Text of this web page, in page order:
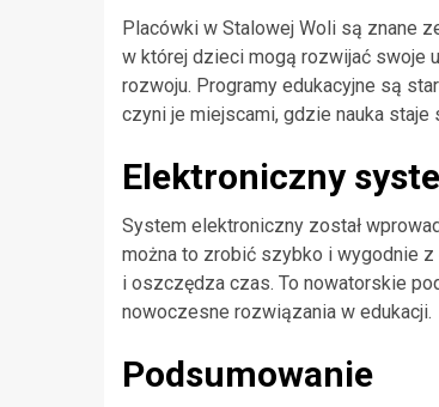
Placówki w Stalowej Woli są znane
w której dzieci mogą rozwijać swoje
rozwoju. Programy edukacyjne są
czyni je miejscami, gdzie nauka staje
Elektroniczny
System elektroniczny został
można to zrobić szybko i wygodnie
i oszczędza czas. To nowatorskie
nowoczesne rozwiązania w edukacji.
Podsumowanie